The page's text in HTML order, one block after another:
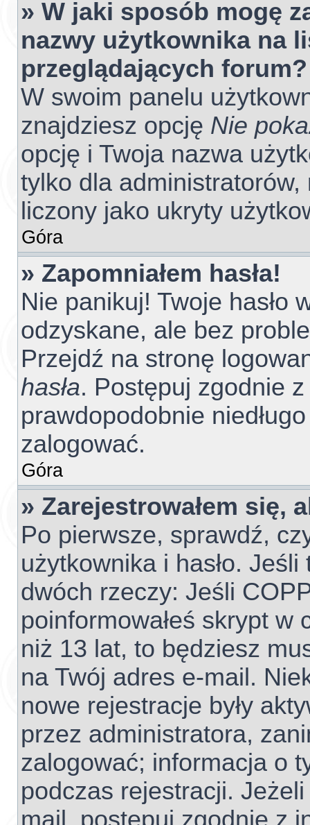
» W jaki sposób mogę
nazwy użytkownika na
przeglądających forum?
W swoim panelu
znajdziesz opcję Nie
opcję i Twoja nazwa
tylko dla
liczony jako ukryty
Góra
» Zapomniałem hasła!
Nie panikuj! Twoje hasło
odzyskane, ale bez
Przejdź na stronę
hasła. Postępuj zgodnie
prawdopodobnie
zalogować.
Góra
» Zarejestrowałem się,
Po pierwsze, sprawdź,
użytkownika i hasło.
dwóch rzeczy: Jeśli
poinformowałeś skrypt
niż 13 lat, to będziesz
na Twój adres e-mail.
nowe rejestracje były
przez administratora,
zalogować; informacja o
podczas rejestracji. Jeżeli
mail, postępuj zgodnie z